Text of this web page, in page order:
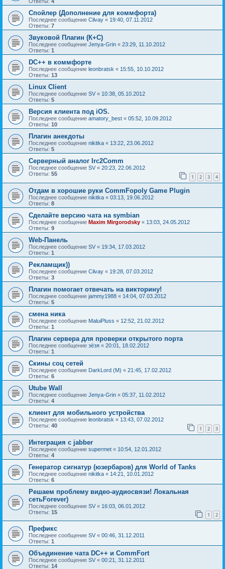
Ответы: 4
Спойлер (Дополнение для коммфорта)
Последнее сообщение Cilvay « 19:40, 07.11.2012
Ответы: 7
Звуковой Плагин (К+С)
Последнее сообщение Jenya-Grin « 23:29, 11.10.2012
Ответы: 1
DC++ в коммфорте
Последнее сообщение leonbratsk « 15:55, 10.10.2012
Ответы: 13
Linux Client
Последнее сообщение SV « 10:38, 05.10.2012
Ответы: 5
Версия клиента под iOS.
Последнее сообщение amatory_best « 05:52, 10.09.2012
Ответы: 10
Плагин анекдоты
Последнее сообщение nikitka « 13:22, 23.06.2012
Ответы: 5
Серверный аналог Irc2Comm
Последнее сообщение SV « 20:23, 22.06.2012
Ответы: 55 1 2 3 4
Отдам в хорошие руки CommFopoly Game Plugin
Последнее сообщение nikitka « 03:13, 19.06.2012
Ответы: 8
Сделайте версию чата на symbian
Последнее сообщение Maxim Mirgorodsky « 13:03, 24.05.2012
Ответы: 9
Web-Панель
Последнее сообщение SV « 19:34, 17.03.2012
Ответы: 1
Рекламщик))
Последнее сообщение Cilvay « 19:28, 07.03.2012
Ответы: 3
Плагин помогает отвечать на викторину!
Последнее сообщение jammy1988 « 14:04, 07.03.2012
Ответы: 5
смена ника
Последнее сообщение MaluiPluss « 12:52, 21.02.2012
Ответы: 1
Плагин сервера для проверки открытого порта
Последнее сообщение зёзя « 20:01, 18.02.2012
Ответы: 1
Скины соц сетей
Последнее сообщение DarkLord (M) « 21:45, 17.02.2012
Ответы: 6
Utube Wall
Последнее сообщение Jenya-Grin « 05:37, 11.02.2012
Ответы: 4
клиент для мобильного устройства
Последнее сообщение leonbratsk « 13:43, 07.02.2012
Ответы: 40 1 2 3
Интеграция с jabber
Последнее сообщение supermet « 10:54, 12.01.2012
Ответы: 4
Генератор сигнатур (юзербаров) для World of Tanks
Последнее сообщение nikitka « 14:21, 10.01.2012
Ответы: 6
Решаем проблему видео-аудиосвязи! Локальная
сетьForever)
Последнее сообщение SV « 16:03, 06.01.2012
Ответы: 15 1 2
Префикс
Последнее сообщение SV « 00:46, 31.12.2011
Ответы: 1
Объединение чата DC++ и CommFort
Последнее сообщение SV « 00:21, 31.12.2011
Ответы: 14